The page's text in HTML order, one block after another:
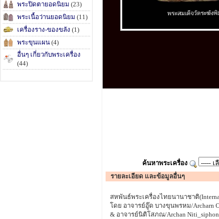
พระปิดตายอดนิยม (23)
พระเนื้อว่านยอดนิยม (11)
เครื่องราง-ของขลัง (1)
พระขุนแผน (4)
อื่นๆ เกี่ยวกับพระเครื่อง
(44)
ค้นหาพระเครื่อง
รายละเอียด และข้อมูลอื่นๆ
สหพันธ์พระเครื่องไทยนานาชาติ
โดย อาจารย์อู๊ด บางขุนพรหม/Archarn
& อาจารย์นิติโสภณ/Archan